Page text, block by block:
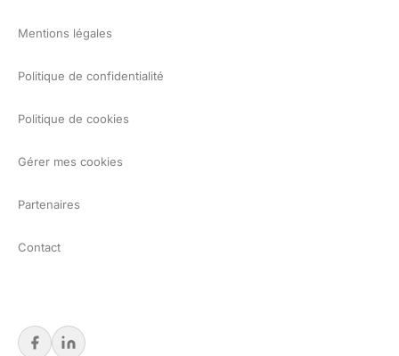
Mentions légales
Politique de confidentialité
Politique de cookies
Gérer mes cookies
Partenaires
Contact